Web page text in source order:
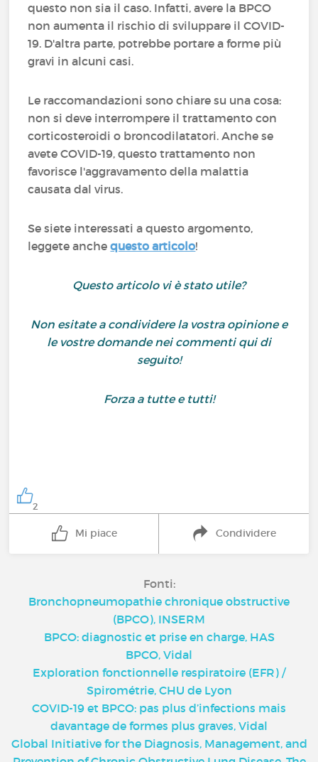
questo non sia il caso. Infatti, avere la BPCO
non aumenta il rischio di sviluppare il COVID-
19. D'altra parte, potrebbe portare a forme più
gravi in alcuni casi.
Le raccomandazioni sono chiare su una cosa:
non si deve interrompere il trattamento con
corticosteroidi o broncodilatatori. Anche se
avete COVID-19, questo trattamento non
favorisce l'aggravamento della malattia
causata dal virus.
Se siete interessati a questo argomento,
leggete anchequesto articolo!
Questo articolo vi è stato utile?
Non esitate a condividere la vostra opinione e
le vostre domande nei commenti qui di
seguito!
Forza a tutte e tutti!
2
Mi piace Condividere
Fonti:
Bronchopneumopathie chronique obstructive
(BPCO), INSERM
BPCO: diagnostic et prise en charge, HAS
BPCO, Vidal
Exploration fonctionnelle respiratoire (EFR) /
Spirométrie, CHU de Lyon
COVID-19 et BPCO: pas plus d’infections mais
davantage de formes plus graves, Vidal
Global Initiative for the Diagnosis, Management, and